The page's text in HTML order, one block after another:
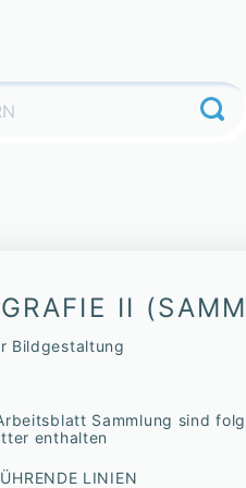
II
Bildgestaltung
Sammlung sind
enthalten
LINIEN